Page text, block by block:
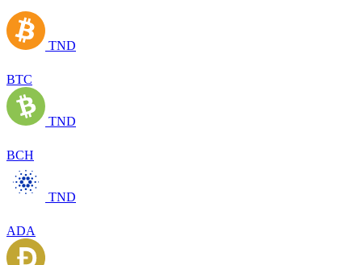
TND
BTC
TND
BCH
TND
ADA